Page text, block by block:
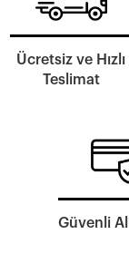
Ücretsiz ve Hızlı
Teslimat
Güvenli